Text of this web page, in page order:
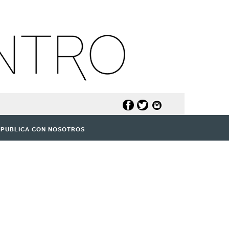
PUBLICA CON NOSOTROS